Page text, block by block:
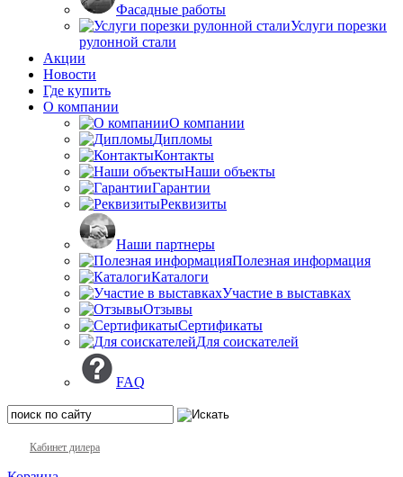
Фасадные работы
Услуги порезки
рулонной стали
Акции
Новости
Где купить
О компании
О компании
Дипломы
Контакты
Наши объекты
Гарантии
Реквизиты
Наши партнеры
Полезная информация
Каталоги
Участие в выставках
Отзывы
Сертификаты
Для соискателей
FAQ
Кабинет дилера